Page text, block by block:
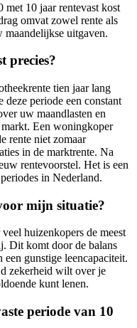
met 10 jaar rentevast kost
omvat zowel rente als
uitgaven.
precies?
tien jaar lang
periode een constant
uw maandlasten en
Een woningkoper
rente niet zomaar
in de marktrente. Na
rentevoorstel. Het is een
in Nederland.
mijn situatie?
huizenkopers de meest
Dit komt door de balans
een gunstige leencapaciteit.
zekerheid wilt over je
kunt lenen.
periode van 10